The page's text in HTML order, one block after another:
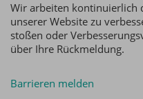
Wir arbeiten kontinuierlich
unserer Website zu
stoßen oder
über Ihre Rückmeldung.
Barrieren melden